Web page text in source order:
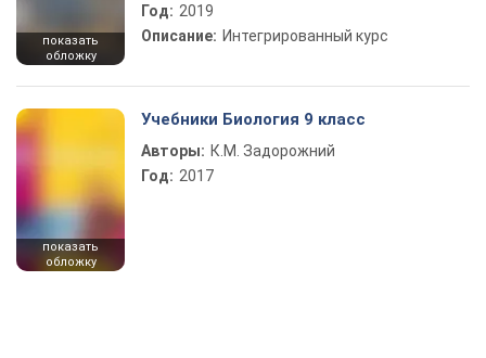
показать
обложку
Год: 2019
Описание: Интегрированный курс
показать
обложку
Учебники Биология 9 класс
Авторы: К.М. Задорожний
Год: 2017